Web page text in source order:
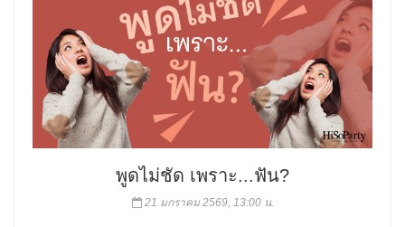
พูดไม่ชัด เพราะ...ฟัน?
21 มกราคม 2569, 13:00 น.